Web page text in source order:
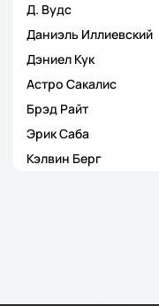
Д. Вудс
Даниэль Иллиевский
Дэниел Кук
Астро Сакалис
Брэд Райт
Эрик Саба
Кэлвин Берг